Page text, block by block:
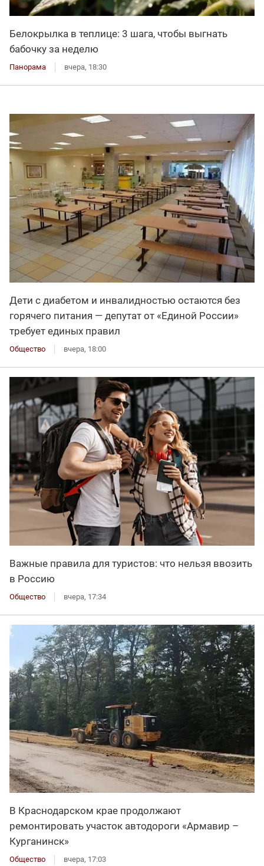
Белокрылка в теплице: 3 шага, чтобы выгнать
бабочку за неделю
Панорама вчера, 18:30
Дети с диабетом и инвалидностью остаются без
горячего питания — депутат от «Единой России»
требует единых правил
Общество вчера, 18:00
Важные правила для туристов: что нельзя ввозить
в Россию
Общество вчера, 17:34
В Краснодарском крае продолжают
ремонтировать участок автодороги «Армавир –
Курганинск»
Общество вчера, 17:03